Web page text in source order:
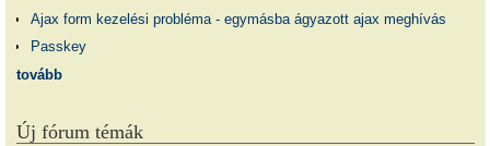
Ajax form kezelési probléma - egymásba ágyazott ajax meghívás
Passkey
tovább
Új fórum témák